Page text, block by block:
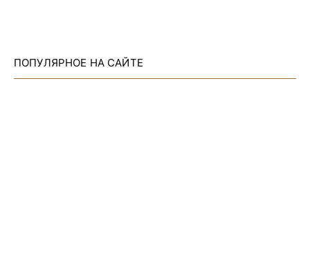
ПОПУЛЯРНОЕ НА САЙТЕ